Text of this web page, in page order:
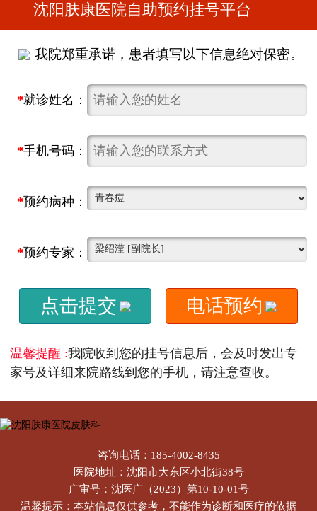
沈阳肤康医院自助预约挂号平台
我院郑重承诺，患者填写以下信息绝对保密。
*就诊姓名：
*手机号码：
*预约病种：
*预约专家：
点击提交 电话预约
温馨提醒 :我院收到您的挂号信息后，会及时发出专
家号及详细来院路线到您的手机，请注意查收。
咨询电话：185-4002-8435
医院地址：沈阳市大东区小北街38号
广审号：沈医广（2023）第10-10-01号
温馨提示：本站信息仅供参考，不能作为诊断和医疗的依据